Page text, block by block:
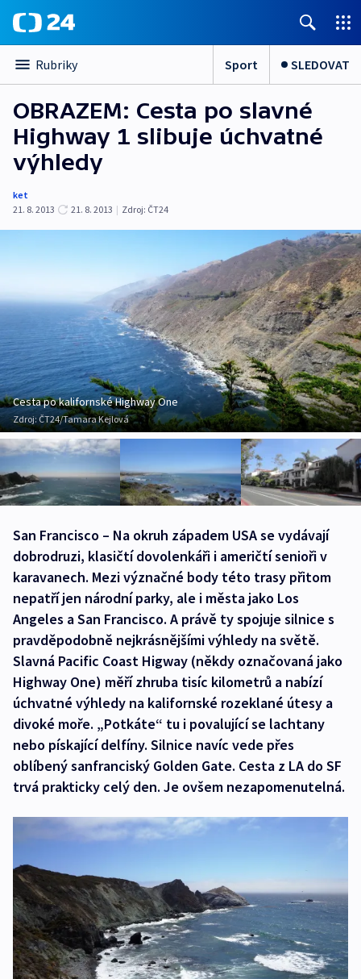
Rubriky Sport SLEDOVAT
OBRAZEM: Cesta po slavné
Highway 1 slibuje úchvatné
výhledy
ket
21. 8. 2013
21. 8. 2013 | Zdroj: ČT24
Cesta po kalifornské Highway One
Zdroj:ČT24/Tamara Kejlová
San Francisco – Na okruh západem USA se vydávají
dobrodruzi, klasičtí dovolenkáři i američtí senioři v
karavanech. Mezi význačné body této trasy přitom
nepatří jen národní parky, ale i města jako Los
Angeles a San Francisco. A právě ty spojuje silnice s
pravděpodobně nejkrásnějšími výhledy na světě.
Slavná Pacific Coast Higway (někdy označovaná jako
Highway One) měří zhruba tisíc kilometrů a nabízí
úchvatné výhledy na kalifornské rozeklané útesy a
divoké moře. „Potkáte“ tu i povalující se lachtany
nebo pískající delfíny. Silnice navíc vede přes
oblíbený sanfranciský Golden Gate. Cesta z LA do SF
trvá prakticky celý den. Je ovšem nezapomenutelná.